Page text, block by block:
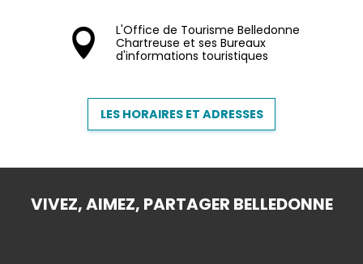
L'Office de Tourisme Belledonne
Chartreuse et ses Bureaux
d'informations touristiques
LES HORAIRES ET ADRESSES
VIVEZ, AIMEZ, PARTAGER BELLEDONNE